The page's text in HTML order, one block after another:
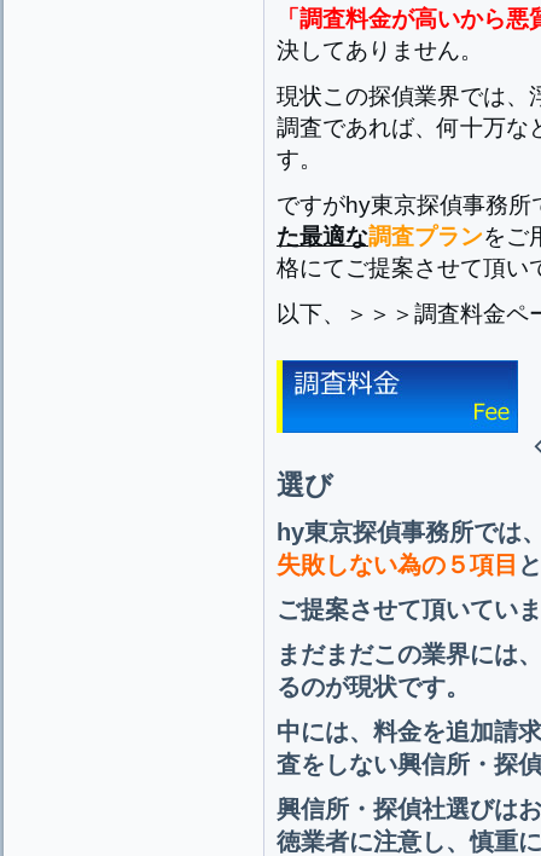
「調査料金が高いから
決してありません。
現状この探偵業界では、
調査であれば、何十万な
す。
ですがhy東京探偵事務
た最適な調査プランをご
格にてご提案させて頂い
以下、＞＞＞調査料金ペ
選び
hy東京探偵事務所では
失敗しない為の５項目
ご提案させて頂いてい
まだまだこの業界には
るのが現状です。
中には、料金を追加請
査をしない興信所・探
興信所・探偵社選びは
徳業者に注意し、慎重